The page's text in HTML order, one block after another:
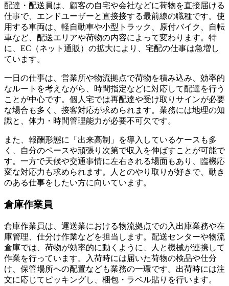
配達・配送員は、顧客の自宅や会社などに荷物を直接届ける
仕事で、エンドユーザーと直接接する最前線の職種です。使
用する車両は、軽自動車や小型トラック、原付バイク、自転
車など、配送エリアや荷物の内容によって変わります。特
に、EC（ネット通販）の拡大により、宅配の仕事は急増し
ています。
一日の仕事は、営業所や物流拠点で荷物を積み込み、効率的
なルートを考えながら、時間指定などに対応して配達を行う
ことが中心です。個人宅では再配達や受け取りサインが必要
な場合も多く、接客対応が求められます。業務には地理の知
識と、体力・時間管理能力が必要不可欠です。
また、報酬形態に「出来高制」を導入しているケースも多
く、自分のペースや頑張り次第で収入を伸ばすことが可能で
す。一方で天候や交通事情に左右される場面もあり、臨機応
変な対応力も求められます。人とのやり取りが好きで、動き
のある仕事をしたい方に向いています。
倉庫作業員
倉庫作業員は、運送業における物流拠点での入出庫業務や在
庫管理、仕分け作業などを担当します。配送センターや物流
倉庫では、荷物が効率的に動くように、人と機械が連携して
作業を行っています。入荷時には届いた荷物の検品や仕分
け、保管場所への配置なども業務の一環です。出荷時には注
文に応じてピッキングし、梱包・ラベル貼りを行います。